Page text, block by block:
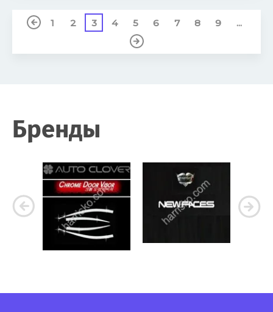
1 2 3 4 5 6 7 8 9 ...
Бренды